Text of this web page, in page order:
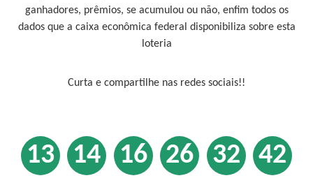
ganhadores, prêmios, se acumulou ou não, enfim todos os
dados que a caixa econômica federal disponibiliza sobre esta
loteria
Curta e compartilhe nas redes sociais!!
13 14 16 26 32 42